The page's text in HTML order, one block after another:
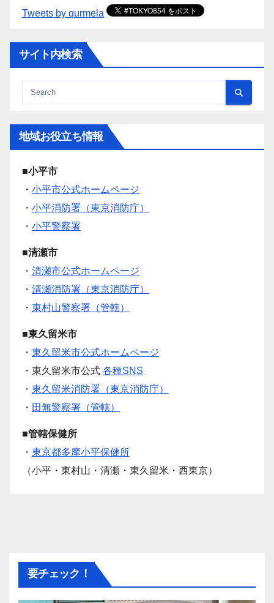
Tweets by qurmela
サイト内検索
地域お役立ち情報
■小平市
・ 小平市公式ホームページ
・ 小平消防署（東京消防庁）
・ 小平警察署
■清瀬市
・ 清瀬市公式ホームページ
・ 清瀬消防署（東京消防庁）
・ 東村山警察署（管轄）
■東久留米市
・ 東久留米市公式ホームページ
・東久留米市公式 各種SNS
・ 東久留米消防署（東京消防庁）
・ 田無警察署（管轄）
■管轄保健所
・ 東京都多摩小平保健所
（小平・東村山・清瀬・東久留米・西東京）
要チェック！